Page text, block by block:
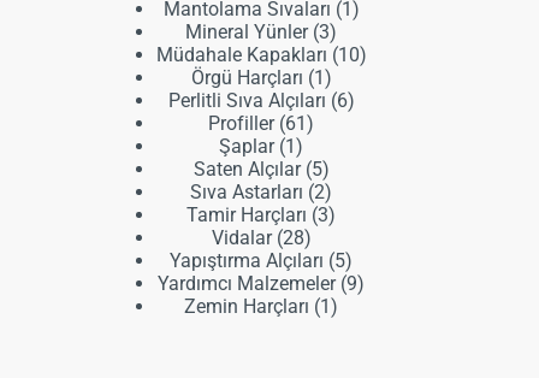
ürün
Mantolama Sıvaları 1 1
Mineral Yünler 33
ürün
Müdahale Kapakları 1010
Örgü Harçları 1 1
ürün
Perlitli Sıva Alçıları 66
Profiller 6161
Şaplar 11
ürün
Saten Alçılar 55
ürün
Sıva Astarları 22
ürün
Tamir Harçları 33
Vidalar 2828
ürün
Yapıştırma Alçıları 55
ürün
Yardımcı Malzemeler 99
Zemin Harçları 11